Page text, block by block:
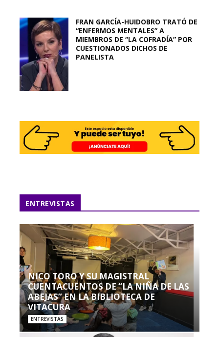
FRAN GARCÍA-HUIDOBRO TRATÓ DE
“ENFERMOS MENTALES” A
MIEMBROS DE “LA COFRADÍA” POR
CUESTIONADOS DICHOS DE
PANELISTA
ENTREVISTAS
NICO TORO Y SU MAGISTRAL
CUENTACUENTOS DE “LA NIÑA DE LAS
ABEJAS” EN LA BIBLIOTECA DE
VITACURA
ENTREVISTAS